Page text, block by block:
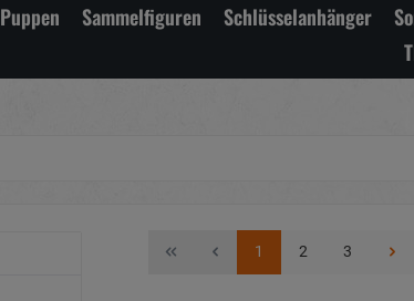
Puppen Sammelfiguren Schlüsselanhänger
1 2 3